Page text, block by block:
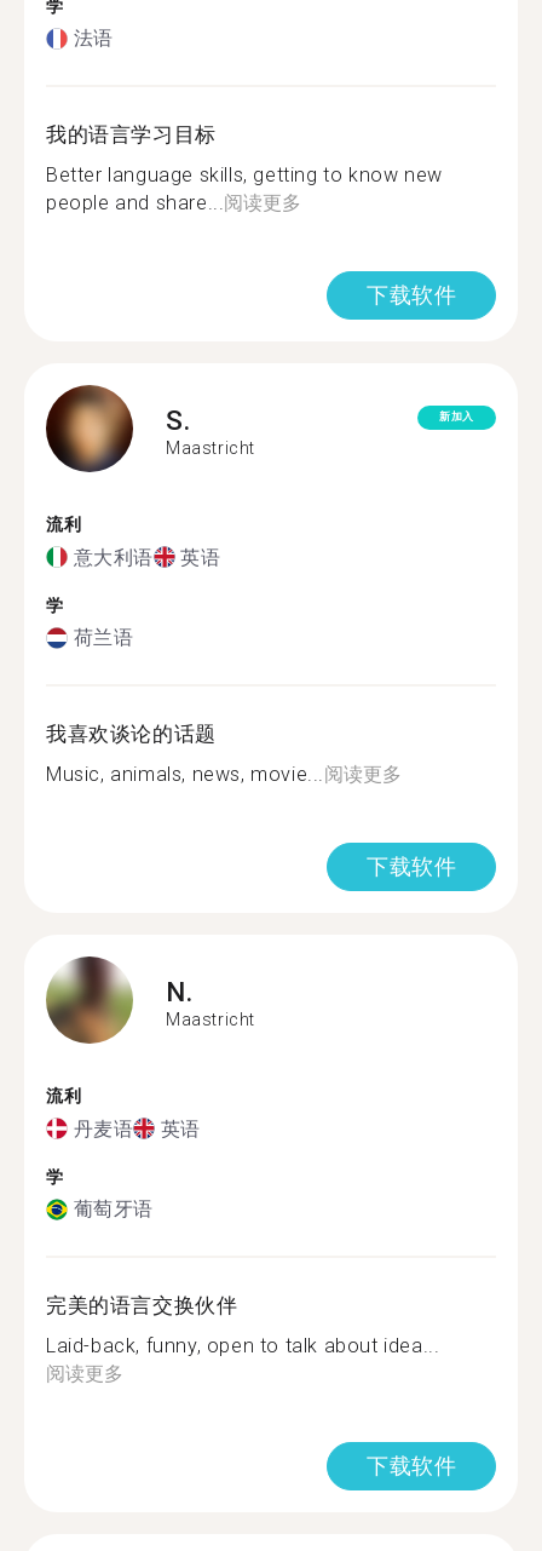
学
法语
我的语言学习目标
Better language skills, getting to know new
people and share...阅读更多
下载软件
S.
Maastricht
新加入
流利
意大利语 英语
学
荷兰语
我喜欢谈论的话题
Music, animals, news, movie...阅读更多
下载软件
N.
Maastricht
流利
丹麦语 英语
学
葡萄牙语
完美的语言交换伙伴
Laid-back, funny, open to talk about idea...
阅读更多
下载软件